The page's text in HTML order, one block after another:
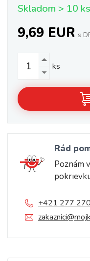
Skladom > 10 ks
9,69 EUR s
ks
Rád
Poznám
+421 277